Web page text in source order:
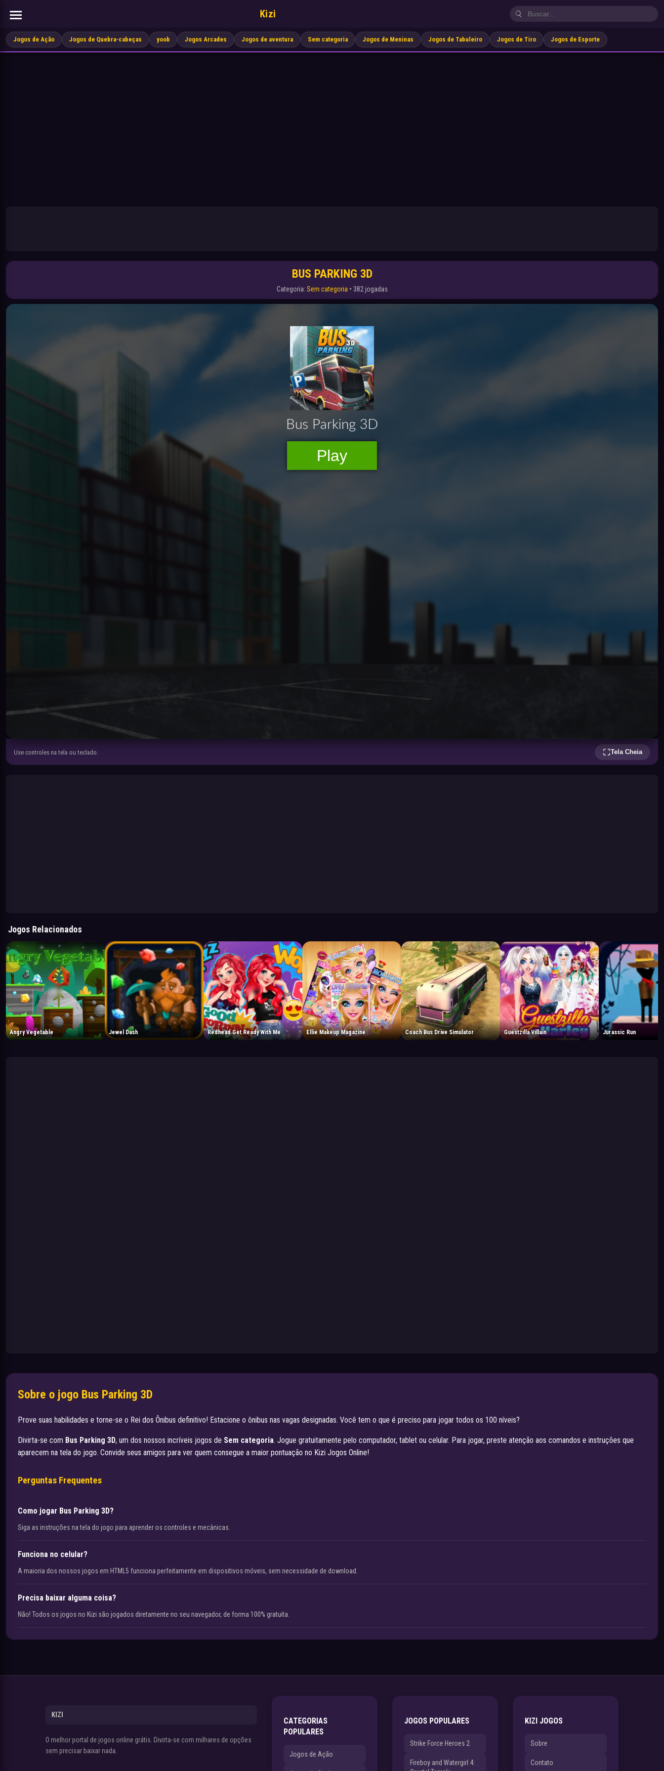
Kizi
Jogos de Ação Jogos de Quebra-cabeças yoob Jogos Arcades Jogos de aventura Sem categoria Jogos de Meninas Jogos de Tabuleiro Jogos de Tiro Jogos de Esporte
BUS PARKING 3D
Categoria: Sem categoria • 382 jogadas
Use controles na tela ou teclado. Tela Cheia
Jogos Relacionados
Angry Vegetable Jewel Dash Redhead Get Ready With Me Ellie Makeup Magazine Coach Bus Drive Simulator Guestzilla Villain Jurassic Run
Sobre o jogo Bus Parking 3D
Prove suas habilidades e torne-se o Rei dos Ônibus definitivo! Estacione o ônibus nas vagas designadas. Você tem o que é preciso para jogar todos os 100 níveis?
Divirta-se com Bus Parking 3D, um dos nossos incríveis jogos de Sem categoria. Jogue gratuitamente pelo computador, tablet ou celular. Para jogar, preste atenção aos comandos e instruções que
aparecem na tela do jogo. Convide seus amigos para ver quem consegue a maior pontuação no Kizi Jogos Online!
Perguntas Frequentes
Como jogar Bus Parking 3D?
Siga as instruções na tela do jogo para aprender os controles e mecânicas.
Funciona no celular?
A maioria dos nossos jogos em HTML5 funciona perfeitamente em dispositivos móveis, sem necessidade de download.
Precisa baixar alguma coisa?
Não! Todos os jogos no Kizi são jogados diretamente no seu navegador, de forma 100% gratuita.
KIZI
O melhor portal de jogos online grátis. Divirta-se com milhares de opções
sem precisar baixar nada.
CATEGORIAS
POPULARES
Jogos de Ação
JOGOS POPULARES
Strike Force Heroes 2
Fireboy and Watergirl 4:
KIZI JOGOS
Sobre
Contato